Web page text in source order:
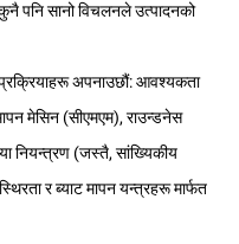
पनि सानो विचलनले उत्पादनको
प्रक्रियाहरू अपनाउछौं: आवश्यकता
मेसिन (सीएमएम), राउन्डनेस
नियन्त्रण (जस्तै, सांख्यिकीय
र ब्याट मापन यन्त्रहरू मार्फत